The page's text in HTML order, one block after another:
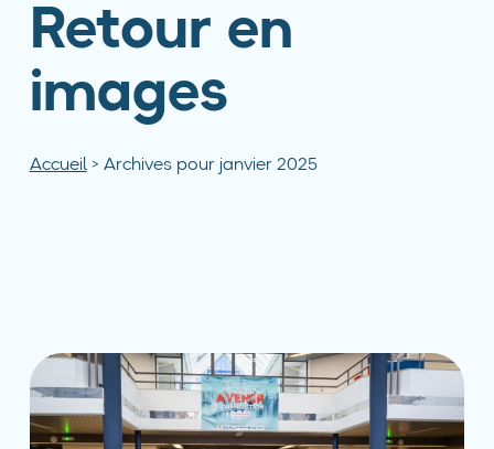
Retour en
images
Accueil> Archives pour janvier 2025